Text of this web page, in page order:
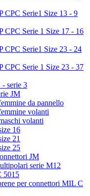
CPC Serie1 Size 13 - 9
CPC Serie 1 Size 17 - 16
CPC Serie1 Size 23 - 24
CPC Serie 1 Size 23 - 37
serie 3
JM
da pannello
volanti
volanti
16
21
25
JM
serie M12
5015
per connettori MIL C